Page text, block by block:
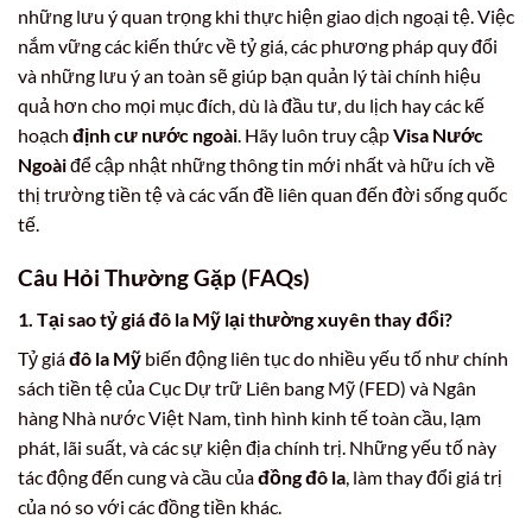
những lưu ý quan trọng khi thực hiện giao dịch ngoại tệ. Việc
nắm vững các kiến thức về tỷ giá, các phương pháp quy đổi
và những lưu ý an toàn sẽ giúp bạn quản lý tài chính hiệu
quả hơn cho mọi mục đích, dù là đầu tư, du lịch hay các kế
hoạch định cư nước ngoài. Hãy luôn truy cậpVisa Nước
Ngoàiđể cập nhật những thông tin mới nhất và hữu ích về
thị trường tiền tệ và các vấn đề liên quan đến đời sống quốc
tế.
Câu Hỏi Thường Gặp (FAQs)
1. Tại sao tỷ giá đô la Mỹ lại thường xuyên thay đổi?
Tỷ giáđô la Mỹ biến động liên tục do nhiều yếu tố như chính
sách tiền tệ của Cục Dự trữ Liên bang Mỹ (FED) và Ngân
hàng Nhà nước Việt Nam, tình hình kinh tế toàn cầu, lạm
phát, lãi suất, và các sự kiện địa chính trị. Những yếu tố này
tác động đến cung và cầu củađồng đô la , làm thay đổi giá trị
của nó so với các đồng tiền khác.